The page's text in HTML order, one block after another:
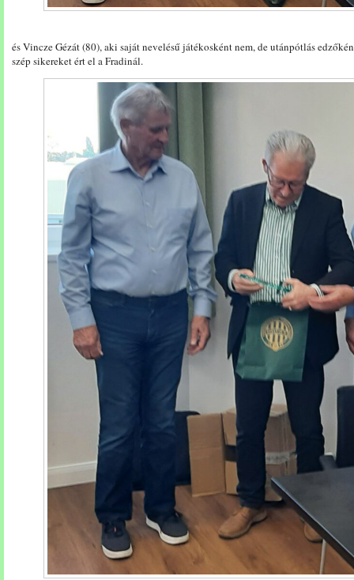
és Vincze Gézát (80), aki saját nevelésű játékosként nem, de utánpótlás
szép sikereket ért el a Fradinál.